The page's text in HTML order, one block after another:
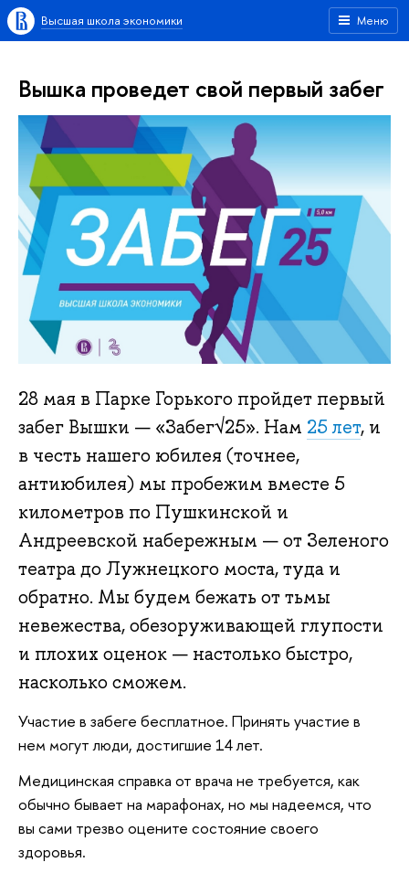
Меню
Высшая школа экономики
Вышка проведет свой первый забег
28 мая в Парке Горького пройдет первый
забег Вышки — «Забег√25». Нам 25 лет, и
в честь нашего юбилея (точнее,
антиюбилея) мы пробежим вместе 5
километров по Пушкинской и
Андреевской набережным — от Зеленого
театра до Лужнецкого моста, туда и
обратно. Мы будем бежать от тьмы
невежества, обезоруживающей глупости
и плохих оценок — настолько быстро,
насколько сможем.
Участие в забеге бесплатное. Принять участие в
нем могут люди, достигшие 14 лет.
Медицинская справка от врача не требуется, как
обычно бывает на марафонах, но мы надеемся, что
вы сами трезво оцените состояние своего
здоровья.